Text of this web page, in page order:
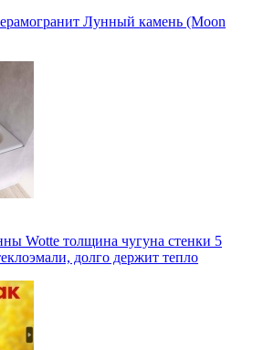
Лунный камень (Moon
Wotte толщина чугуна стенки 5
долго держит тепло